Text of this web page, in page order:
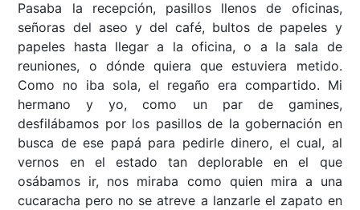
Pasaba la recepción, pasillos llenos de oficinas,
señoras del aseo y del café, bultos de papeles y
papeles hasta llegar a la oficina, o a la sala de
reuniones, o dónde quiera que estuviera metido.
Como no iba sola, el regaño era compartido. Mi
hermano y yo, como un par de gamines,
desfilábamos por los pasillos de la gobernación en
busca de ese papá para pedirle dinero, el cual, al
vernos en el estado tan deplorable en el que
osábamos ir, nos miraba como quien mira a una
cucaracha pero no se atreve a lanzarle el zapato en